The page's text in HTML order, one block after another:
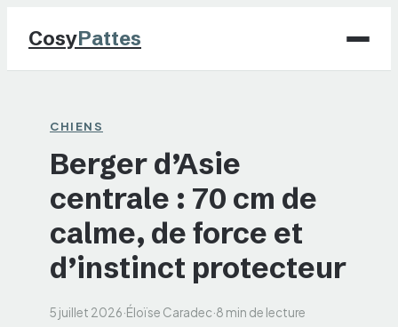
CosyPattes
Chats
NAC
Maison
CHIENS
Berger d’Asie
centrale : 70 cm de
calme, de force et
d’instinct protecteur
5 juillet 2026·Éloïse Caradec·8 min de lecture